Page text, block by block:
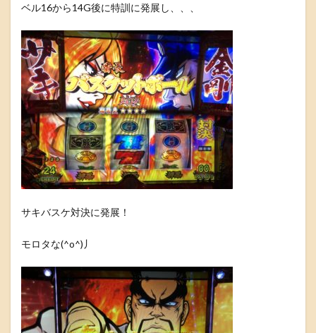
ベル16から14G後に特訓に発展し、、、
サキバスケ対決に発展！
モロタな(^o^)丿